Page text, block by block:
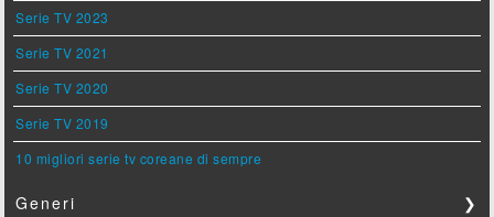
Serie TV 2023
Serie TV 2021
Serie TV 2020
Serie TV 2019
10 migliori serie tv coreane di sempre
Generi ❯